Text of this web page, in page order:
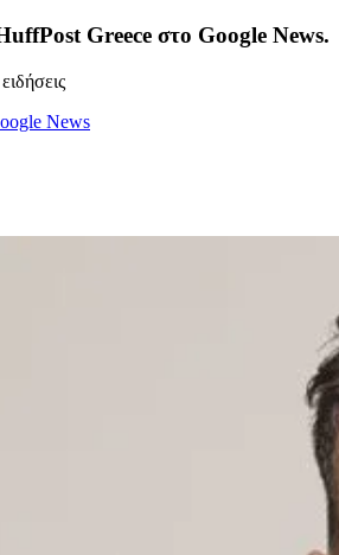
Greece στο Google News.
News